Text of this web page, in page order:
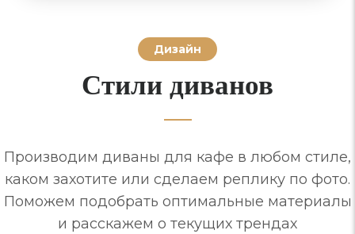
Дизайн
Стили диванов
Производим диваны для кафе в любом стиле,
каком захотите или сделаем реплику по фото.
Поможем подобрать оптимальные материалы
и расскажем о текущих трендах